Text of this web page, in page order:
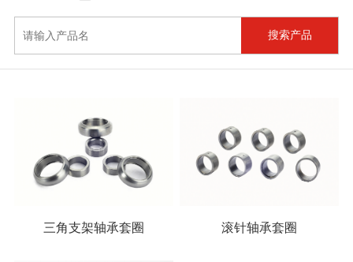
搜索产品
三角支架轴承套圈 滚针轴承套圈